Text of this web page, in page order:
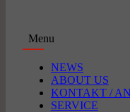
Menu
NEWS
ABOUT US
KONTAKT /
SERVICE